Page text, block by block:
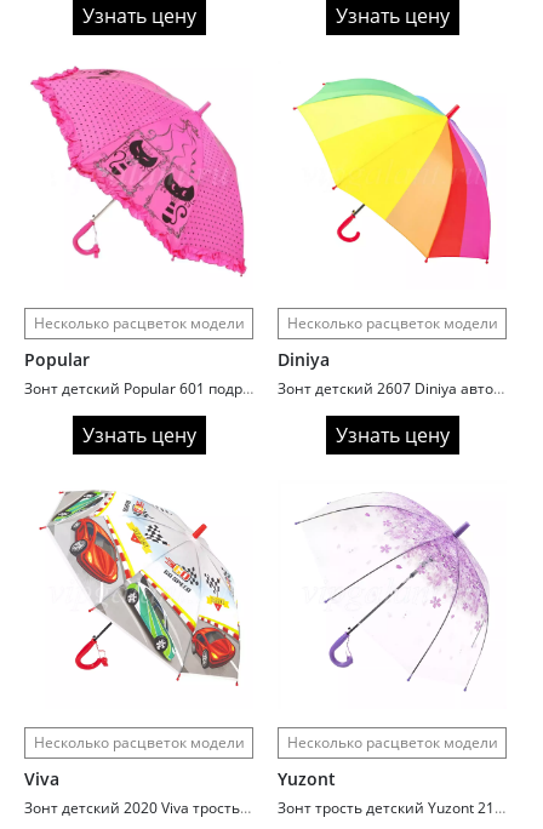
Узнать цену Узнать цену
Несколько расцветок модели
Popular
Зонт детский Popular 601 подростковый
Узнать цену
Несколько расцветок модели
Diniya
Зонт детский 2607 Diniya автомат трость радуга
Узнать цену
Несколько расцветок модели
Viva
Зонт детский 2020 Viva трость автомат поливинил
Несколько расцветок модели
Yuzont
Зонт трость детский Yuzont 2103 поливинил